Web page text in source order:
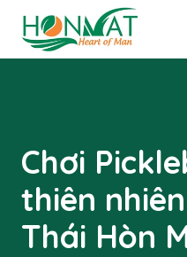
Chơi
thiên
Thái Hòn